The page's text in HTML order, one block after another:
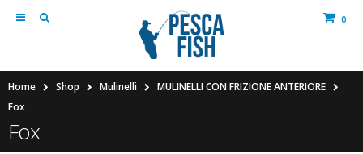
0
Home Shop Mulinelli
MULINELLI CON FRIZIONE ANTERIORE
Fox
Fox